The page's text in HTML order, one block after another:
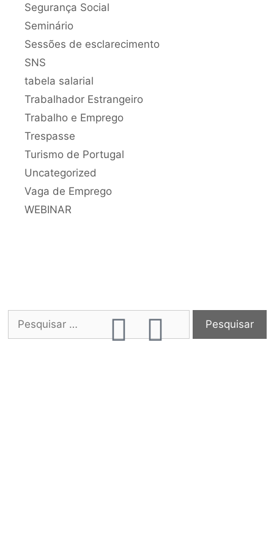
Segurança Social
Seminário
Sessões de esclarecimento
SNS
tabela salarial
Trabalhador Estrangeiro
Trabalho e Emprego
Trespasse
Turismo de Portugal
Uncategorized
Vaga de Emprego
WEBINAR